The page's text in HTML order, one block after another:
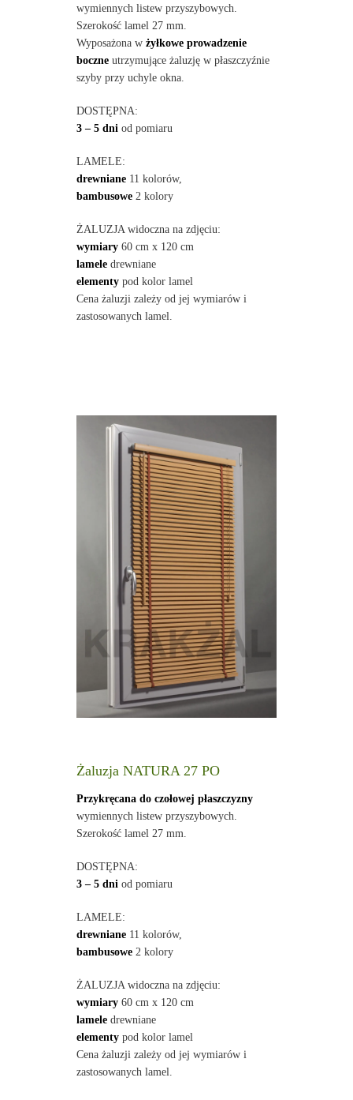
wymiennych listew przyszybowych.
Szerokość lamel 27 mm.
Wyposażona w żyłkowe prowadzenie
boczneutrzymujące żaluzję w płaszczyźnie
szyby przy uchyle okna.
DOSTĘPNA:
3 – 5 dniod pomiaru
LAMELE:
drewniane11 kolorów,
bambusowe2 kolory
ŻALUZJA widoczna na zdjęciu:
wymiary60 cm x 120 cm
lameledrewniane
elementypod kolor lamel
Cena żaluzji zależy od jej wymiarów i
zastosowanych lamel.
Żaluzja NATURA 27 PO
Przykręcana do czołowej płaszczyzny
wymiennych listew przyszybowych.
Szerokość lamel 27 mm.
DOSTĘPNA:
3 – 5 dni od pomiaru
LAMELE:
drewniane11 kolorów,
bambusowe2 kolory
ŻALUZJA widoczna na zdjęciu:
wymiary60 cm x 120 cm
lameledrewniane
elementypod kolor lamel
Cena żaluzji zależy od jej wymiarów i
zastosowanych lamel.